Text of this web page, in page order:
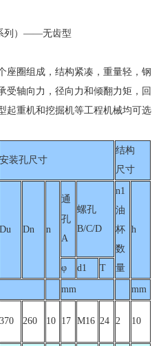
列）——无齿型
座圈组成，结构紧凑，重量轻，钢
受轴向力，径向力和倾翻力矩，回
起重机和挖掘机等工程机械均可选
安装孔尺寸
结构
尺寸
Du Dn n
通
孔
A
螺孔
B/C/D
n1
油
杯
数
量
h
φ d1 T
mm mm
370 260 10 17 M16 24 2
10